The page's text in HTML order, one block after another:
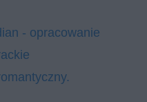
- opracowanie